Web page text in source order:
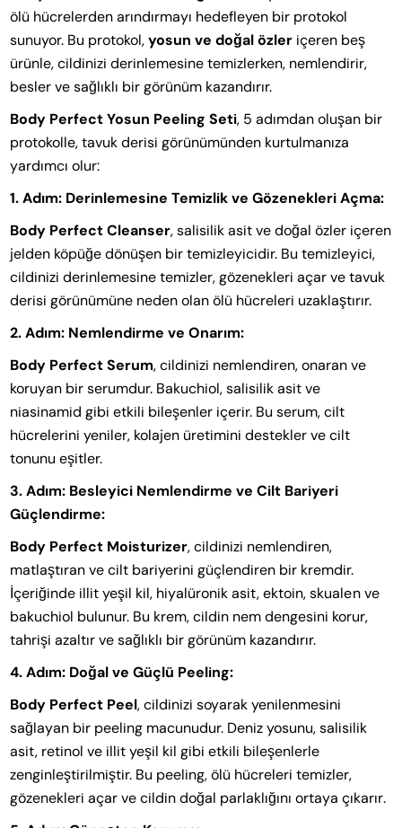
ölü hücrelerden arındırmayı hedefleyen bir protokol
sunuyor. Bu protokol,yosun ve doğal özler içeren beş
ürünle, cildinizi derinlemesine temizlerken, nemlendirir,
besler ve sağlıklı bir görünüm kazandırır.
Body Perfect Yosun Peeling Seti, 5 adımdan oluşan bir
protokolle, tavuk derisi görünümünden kurtulmanıza
yardımcı olur:
1. Adım: Derinlemesine Temizlik ve Gözenekleri Açma:
Body Perfect Cleanser, salisilik asit ve doğal özler içeren
jelden köpüğe dönüşen bir temizleyicidir. Bu temizleyici,
cildinizi derinlemesine temizler, gözenekleri açar ve tavuk
derisi görünümüne neden olan ölü hücreleri uzaklaştırır.
2. Adım: Nemlendirme ve Onarım:
Body Perfect Serum, cildinizi nemlendiren, onaran ve
koruyan bir serumdur. Bakuchiol, salisilik asit ve
niasinamid gibi etkili bileşenler içerir. Bu serum, cilt
hücrelerini yeniler, kolajen üretimini destekler ve cilt
tonunu eşitler.
3. Adım: Besleyici Nemlendirme ve Cilt Bariyeri
Güçlendirme:
Body Perfect Moisturizer, cildinizi nemlendiren,
matlaştıran ve cilt bariyerini güçlendiren bir kremdir.
İçeriğinde illit yeşil kil, hiyalüronik asit, ektoin, skualen ve
bakuchiol bulunur. Bu krem, cildin nem dengesini korur,
tahrişi azaltır ve sağlıklı bir görünüm kazandırır.
4. Adım: Doğal ve Güçlü Peeling:
Body Perfect Peel, cildinizi soyarak yenilenmesini
sağlayan bir peeling macunudur. Deniz yosunu, salisilik
asit, retinol ve illit yeşil kil gibi etkili bileşenlerle
zenginleştirilmiştir. Bu peeling, ölü hücreleri temizler,
gözenekleri açar ve cildin doğal parlaklığını ortaya çıkarır.